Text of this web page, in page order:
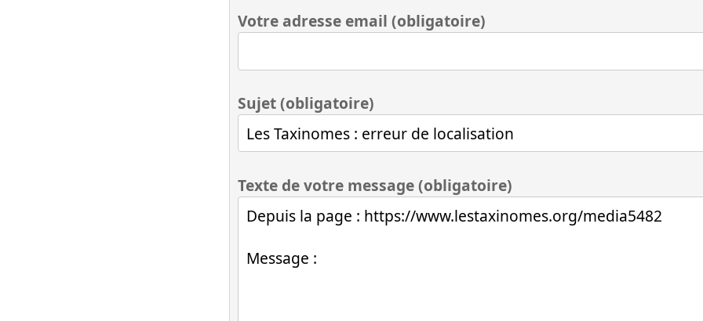
Votre adresse email (obligatoire)
Sujet (obligatoire)
Texte de votre message (obligatoire)